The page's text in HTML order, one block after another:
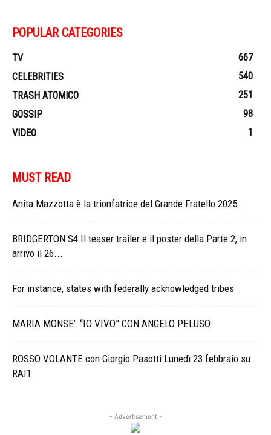
POPULAR CATEGORIES
TV
667
CELEBRITIES
540
TRASH ATOMICO
251
GOSSIP
98
VIDEO
1
MUST READ
Anita Mazzotta è la trionfatrice del Grande Fratello 2025
BRIDGERTON S4 Il teaser trailer e il poster della Parte 2, in
arrivo il 26...
For instance, states with federally acknowledged tribes
MARIA MONSE’: “IO VIVO” CON ANGELO PELUSO
ROSSO VOLANTE con Giorgio Pasotti Lunedì 23 febbraio su
RAI1
- Advertisement -